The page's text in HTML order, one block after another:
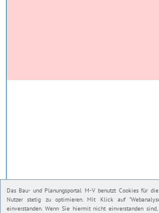
Das Bau- und Planungsportal M-V benutzt Cookies für
Nutzer stetig zu optimieren. Mit Klick auf
einverstanden. Wenn Sie hiermit nicht einverstanden